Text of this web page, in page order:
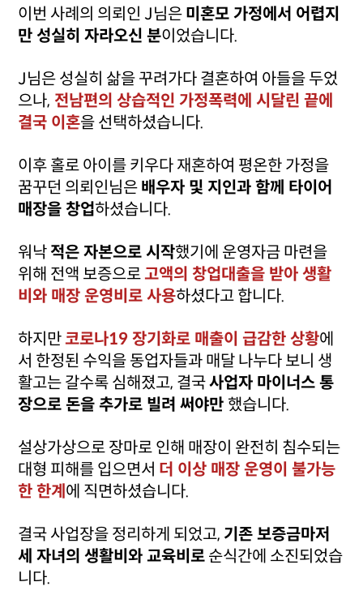
이번 사례의 의뢰인 J님은 미혼모 가정에서 어렵지
만 성실히 자라오신 분이었습니다.
J님은 성실히 삶을 꾸려가다 결혼하여 아들을 두었
으나, 전남편의 상습적인 가정폭력에 시달린 끝에
결국 이혼을 선택하셨습니다.
이후 홀로 아이를 키우다 재혼하여 평온한 가정을
꿈꾸던 의뢰인님은 배우자 및 지인과 함께 타이어
매장을 창업하셨습니다.
워낙 적은 자본으로 시작했기에 운영자금 마련을
위해 전액 보증으로고액의 창업대출을 받아 생활
비와 매장 운영비로 사용하셨다고 합니다.
하지만코로나19 장기화로 매출이 급감한 상황에
서 한정된 수익을 동업자들과 매달 나누다 보니 생
활고는 갈수록 심해졌고, 결국사업자 마이너스 통
장으로 돈을 추가로 빌려 써야만 했습니다.
설상가상으로 장마로 인해 매장이 완전히 침수되는
대형 피해를 입으면서 더 이상 매장 운영이 불가능
한 한계 에 직면하셨습니다.
결국 사업장을 정리하게 되었고, 기존 보증금마저
세 자녀의 생활비와 교육비로 순식간에 소진되었습
니다.